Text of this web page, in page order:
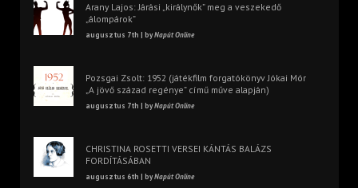
Arany Lajos: Járási „királynők” meg a veszekedő
„álompárok”
augusztus 7th | byNapút Online
Pozsgai Zsolt: 1952 (játékfilm forgatókönyv Jókai Mór
„A jövő század regénye” című műve alapján)
augusztus 7th | byNapút Online
CHRISTINA ROSETTI VERSEI KÁNTÁS BALÁZS
FORDÍTÁSÁBAN
augusztus 6th | byNapút Online